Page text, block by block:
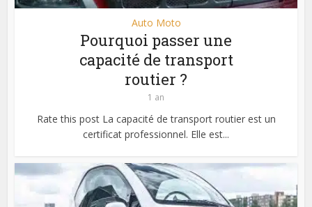
Auto Moto
Pourquoi passer une
capacité de transport
routier ?
1 an
Rate this post La capacité de transport routier est un
certificat professionnel. Elle est...